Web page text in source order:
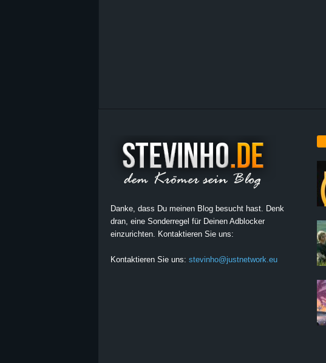
Danke, dass Du meinen Blog besucht hast. Denk
dran, eine Sonderregel für Deinen Adblocker
einzurichten. Kontaktieren Sie uns:
Kontaktieren Sie uns: stevinho@justnetwork.eu